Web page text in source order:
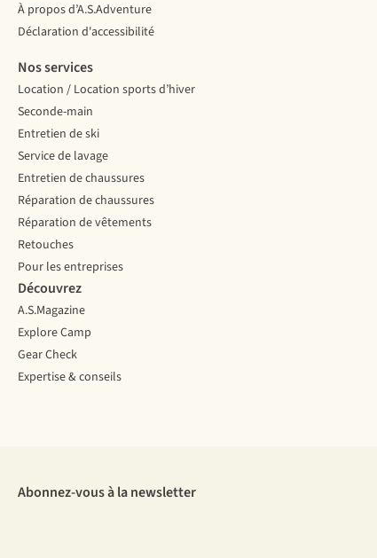
À propos d’A.S.Adventure
Déclaration d'accessibilité
Nos services
Location / Location sports d’hiver
Seconde-main
Entretien de ski
Service de lavage
Entretien de chaussures
Réparation de chaussures
Réparation de vêtements
Retouches
Pour les entreprises
Découvrez
A.S.Magazine
Explore Camp
Gear Check
Expertise & conseils
Abonnez-vous à la newsletter